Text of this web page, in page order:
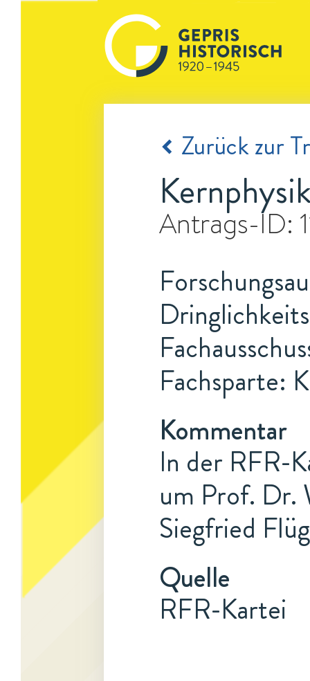
Zurück zur
Antrags-ID:
Fachsparte:
Kommentar
In der RFR-
um Prof. Dr.
Siegfried
Quelle
RFR-Kartei